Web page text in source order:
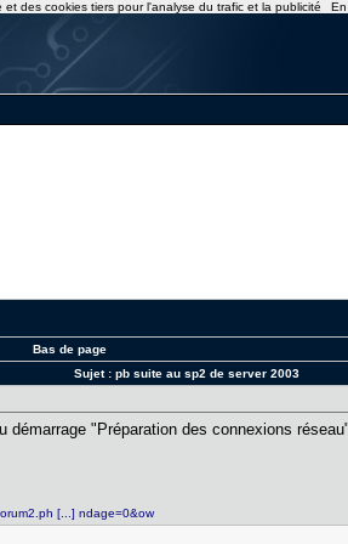
Bas de page
Sujet : pb suite au sp2 de server 2003
"Préparation des connexions
[...] ndage=0&ow
des cookies tiers pour l'analyse du trafic et la publicité